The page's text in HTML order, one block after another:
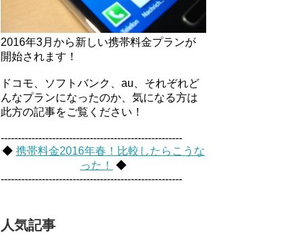
2016年3月から新しい携帯料金プランが
開始されます！
ドコモ、ソフトバンク、au、それぞれど
んなプランになったのか、気になる方は
此方の記事をご覧ください！
-----------------------------------------------------
◆ 携帯料金2016年春！比較したらこうな
った！
◆
-----------------------------------------------------
人気記事